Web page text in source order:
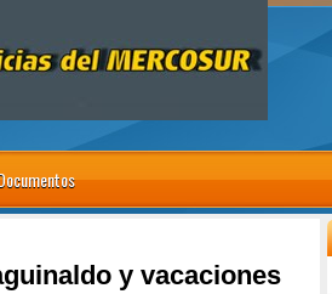
y vacaciones